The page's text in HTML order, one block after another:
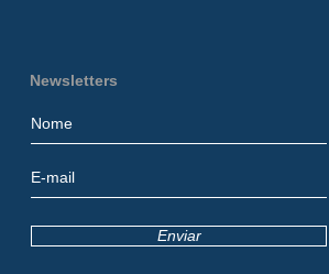
Enviar
Newsletters